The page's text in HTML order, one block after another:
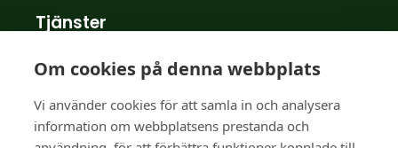
Om cookies på denna webbplats
Vi använder cookies för att samla in och analysera
information om webbplatsens prestanda och
Tjänster
Nyheter
Medlemsberättelser
För franchisegivare